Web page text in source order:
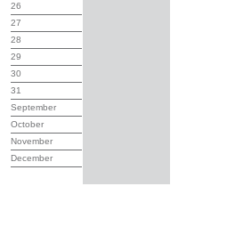
26
27
28
29
30
31
September
October
November
December